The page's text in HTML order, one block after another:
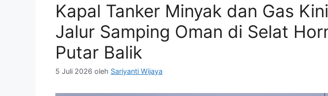
Kapal Tanker Minyak dan Gas
Jalur Samping Oman di Selat
Putar Balik
5 Juli 2026 oleh Sariyanti Wijaya